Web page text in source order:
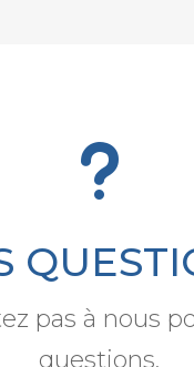
u
pas à nous
questions.